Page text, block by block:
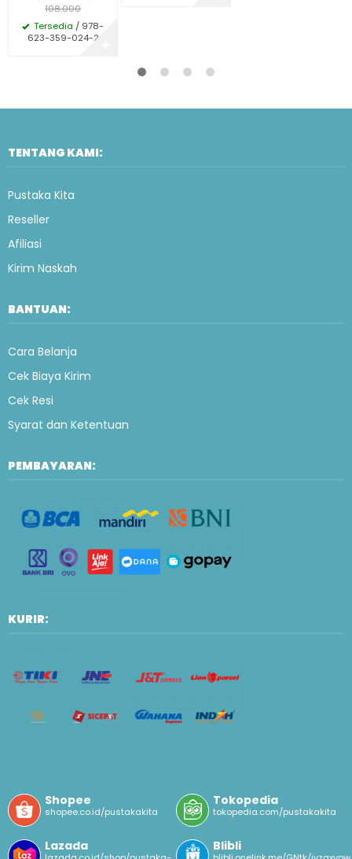
108.000
Tersedia / 978-
623-359-024-2
TENTANG KAMI:
Pustaka Kita
Reseller
Afiliasi
Kirim Naskah
BANTUAN:
Cara Belanja
Cek Biaya Kirim
Cek Resi
Syarat dan Ketentuan
PEMBAYARAN:
KURIR:
Shopee
shopee.co.id/pustakakita
Tokopedia
tokopedia.com/pustakakita
Lazada Blibli